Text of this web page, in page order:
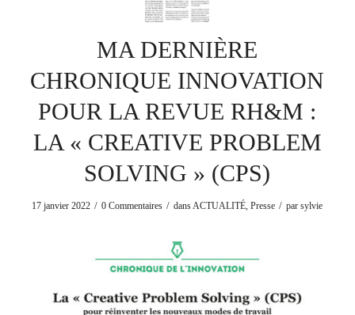
MA DERNIÈRE
CHRONIQUE INNOVATION
POUR LA REVUE RH&M :
LA « CREATIVE PROBLEM
SOLVING » (CPS)
17 janvier 2022 / 0 Commentaires / dansACTUALITÉ,Presse / parsylvie